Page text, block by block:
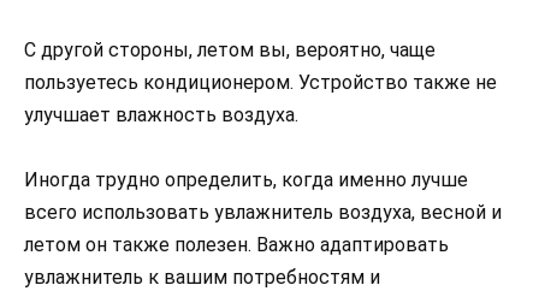
С другой стороны, летом вы, вероятно, чаще
пользуетесь кондиционером. Устройство также не
улучшает влажность воздуха.
Иногда трудно определить, когда именно лучше
всего использовать увлажнитель воздуха, весной и
летом он также полезен. Важно адаптировать
увлажнитель к вашим потребностям и